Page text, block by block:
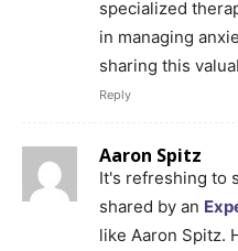
specialized
in managing
sharing this
Reply
Aaron Spitz
It's refreshing to
shared by an
like Aaron Spitz.